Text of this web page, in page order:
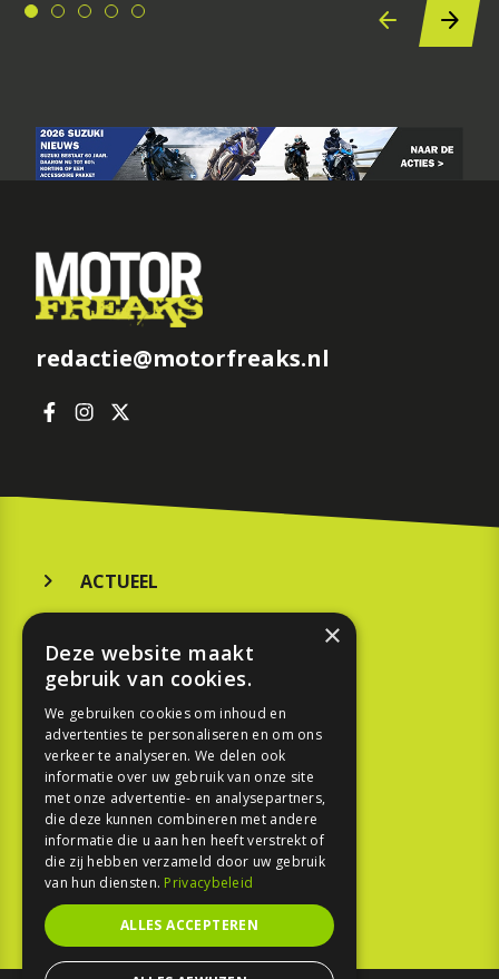
redactie@motorfreaks.nl
ACTUEEL
KOOPGIDS
TESTEN
SPORT
REPORTAGE
TOUREN
NIEUWSBRIEF
×
Deze website maakt
gebruik van cookies.
We gebruiken cookies om inhoud en
advertenties te personaliseren en om ons
verkeer te analyseren. We delen ook
informatie over uw gebruik van onze site
met onze advertentie- en analysepartners,
die deze kunnen combineren met andere
informatie die u aan hen heeft verstrekt of
die zij hebben verzameld door uw gebruik
van hun diensten. Privacybeleid
ALLES ACCEPTEREN